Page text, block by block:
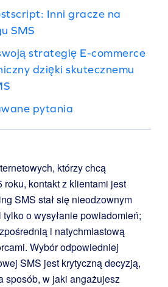
Inni gracze na
SMS
strategię E-commerce
dzięki skutecznemu
pytania
którzy chcą
kontakt z klientami jest
SMS stał się nieodzownym
tylko o wysyłanie powiadomień;
i natychmiastową
Wybór odpowiedniej
SMS jest krytyczną decyzją,
sposób, w jaki angażujesz